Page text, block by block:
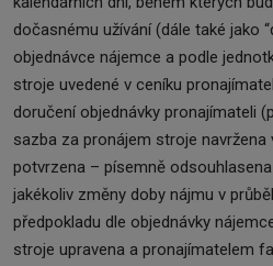
dočasnému užívání (dále také jako
objednávce nájemce a podle
stroje uvedené v ceníku
doručení objednávky pronajímateli
sazba za pronájem stroje
potvrzena – písemně
jakékoliv změny doby nájmu v
předpokladu dle objednávky
stroje upravena a pronajímatelem